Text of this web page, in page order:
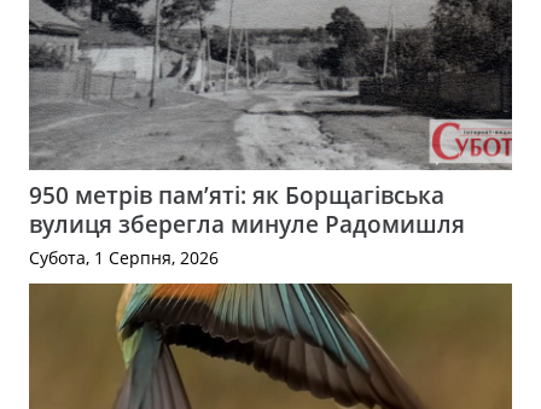
950 метрів пам’яті: як Борщагівська
вулиця зберегла минуле Радомишля
Субота, 1 Серпня, 2026